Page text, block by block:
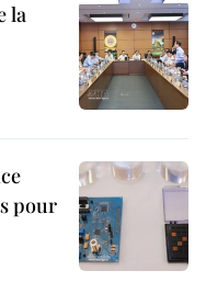
la
pour